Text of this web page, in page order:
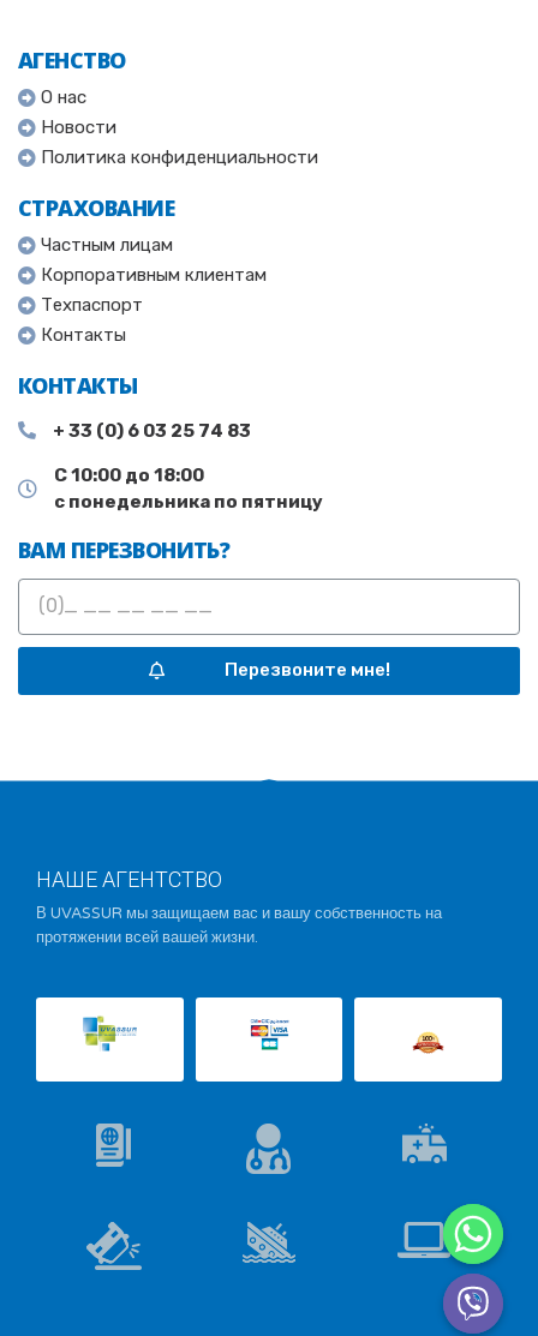
АГЕНСТВО
О нас
Новости
Политика конфиденциальности
СТРАХОВАНИЕ
Частным лицам
Корпоративным клиентам
Техпаспорт
Контакты
КОНТАКТЫ
+ 33 (0) 6 03 25 74 83
С 10:00 до 18:00
с понедельника по пятницу
ВАМ ПЕРЕЗВОНИТЬ?
Перезвоните мне!
НАШЕ АГЕНТСТВО
В UVASSUR мы защищаем вас и вашу собственность на
протяжении всей вашей жизни.
Hide chaty